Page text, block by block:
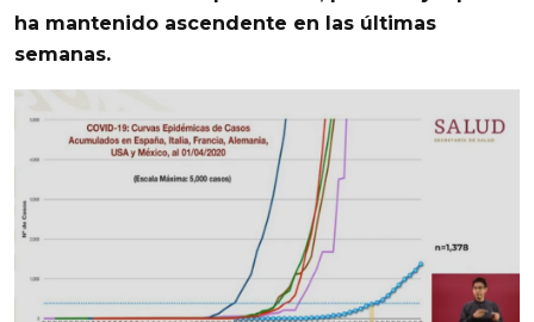
ha mantenido ascendente en las últimas
semanas.